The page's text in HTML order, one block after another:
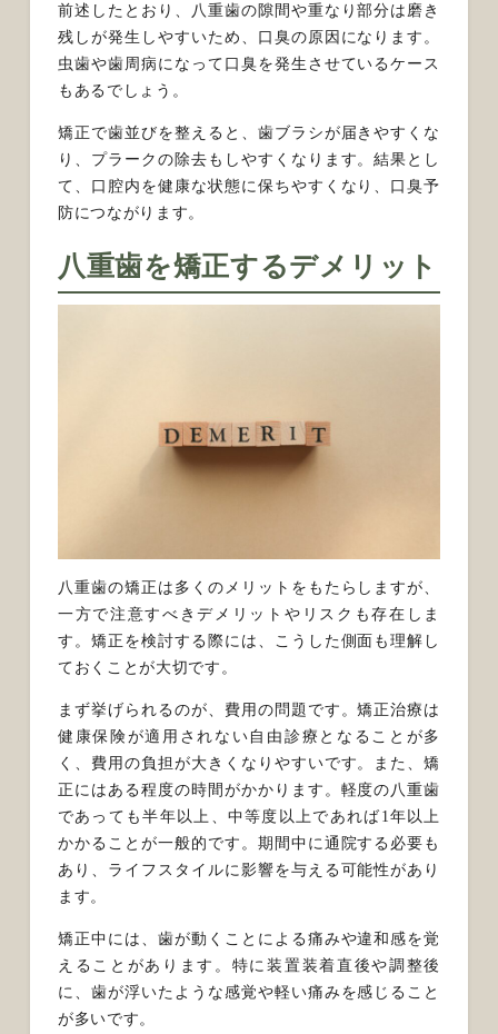
前述したとおり、八重歯の隙間や重なり部分は磨き
残しが発生しやすいため、口臭の原因になります。
虫歯や歯周病になって口臭を発生させているケース
もあるでしょう。
矯正で歯並びを整えると、歯ブラシが届きやすくな
り、プラークの除去もしやすくなります。結果とし
て、口腔内を健康な状態に保ちやすくなり、口臭予
防につながります。
八重歯を矯正するデメリット
八重歯の矯正は多くのメリットをもたらしますが、
一方で注意すべきデメリットやリスクも存在しま
す。矯正を検討する際には、こうした側面も理解し
ておくことが大切です。
まず挙げられるのが、費用の問題です。矯正治療は
健康保険が適用されない自由診療となることが多
く、費用の負担が大きくなりやすいです。また、矯
正にはある程度の時間がかかります。軽度の八重歯
であっても半年以上、中等度以上であれば1年以上
かかることが一般的です。期間中に通院する必要も
あり、ライフスタイルに影響を与える可能性があり
ます。
矯正中には、歯が動くことによる痛みや違和感を覚
えることがあります。特に装置装着直後や調整後
に、歯が浮いたような感覚や軽い痛みを感じること
が多いです。